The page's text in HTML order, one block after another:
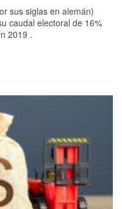
sus siglas en alemán)
caudal electoral de 16%
2019 .